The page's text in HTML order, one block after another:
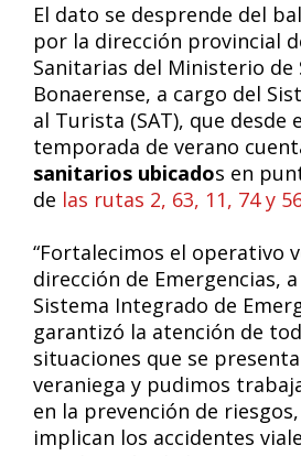
El dato se desprende del
por la dirección provincial
Sanitarias del Ministerio de
Bonaerense, a cargo del
al Turista (SAT), que desde
temporada de verano
sanitarios ubicados en
de las rutas 2, 63, 11, 74 y
“Fortalecimos el operativo
dirección de Emergencias,
Sistema Integrado de
garantizó la atención de
situaciones que se
veraniega y pudimos
en la prevención de
implican los accidentes